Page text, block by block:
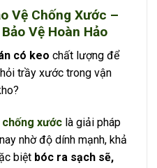
Vệ Chống Xước –
Vệ Hoàn Hảo
có keo chất lượng để
trầy xước trong vận
xước là giải pháp
nhờ độ dính mạnh, khả
biệt bóc ra sạch sẽ,